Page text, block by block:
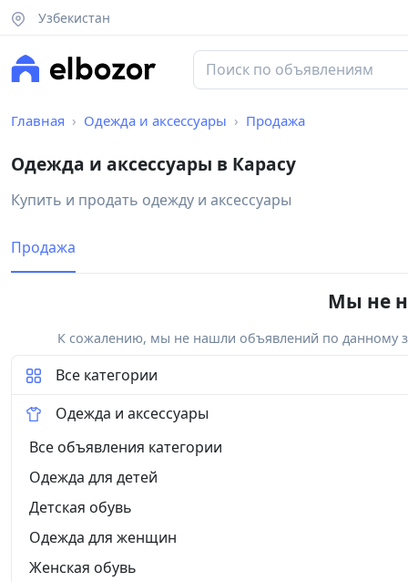
Узбекистан
Главная Одежда и аксессуары Продажа
Одежда и аксессуары в Карасу
Купить и продать одежду и аксессуары
Продажа
Мы не
К сожалению, мы не нашли объявлений по данному
Все категории
Одежда и аксессуары
Все объявления категории
Одежда для детей
Детская обувь
Одежда для женщин
Женская обувь